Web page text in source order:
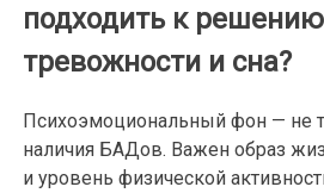
подходить к
тревожности и сна?
Психоэмоциональный фон — не
наличия БАДов. Важен образ
и уровень физической